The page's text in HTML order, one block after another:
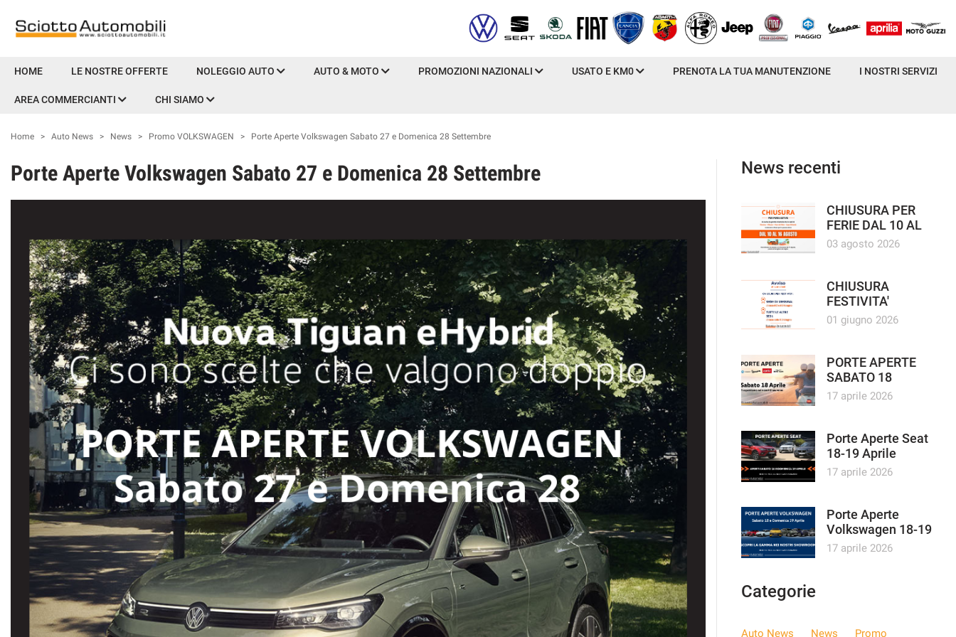
HOME
AUTO & MOTO
USATO E KM0
PRENOTA LA TUA MANUTENZIONE
I NOSTRI SERVIZI
AREA COMMERCIANTI
CHI SIAMO
RICHIESTA INFORMAZIONI
CONTATTI
NEWS
HOME LE NOSTRE OFFERTE NOLEGGIO AUTO AUTO & MOTO PROMOZIONI NAZIONALI USATO E KM0 PRENOTA LA TUA MANUTENZIONE I NOSTRI SERVIZI
AREA COMMERCIANTI CHI SIAMO
Home > Auto News > News > Promo VOLKSWAGEN > Porte Aperte Volkswagen Sabato 27 e Domenica 28 Settembre
Porte Aperte Volkswagen Sabato 27 e Domenica 28 Settembre News recenti
CHIUSURA PER
FERIE DAL 10 AL
16 AGOSTO
03 agosto 2026
CHIUSURA
FESTIVITA'
01 giugno 2026
PORTE APERTE
SABATO 18
APRILE GRUPPO
17 aprile 2026
Porte Aperte Seat
18-19 Aprile
17 aprile 2026
Porte Aperte
Volkswagen 18-19
Aprile
17 aprile 2026
Categorie
Auto News News Promo